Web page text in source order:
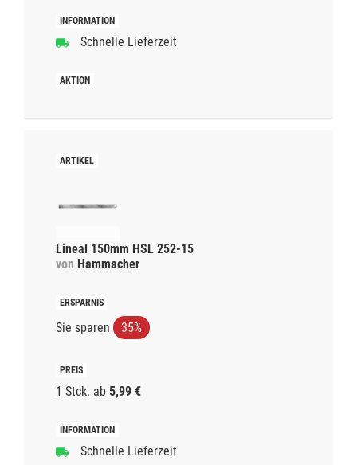
Schnelle Lieferzeit
Lineal 150mm HSL 252-15
von Hammacher
Sie sparen 35%
1 Stck. ab 5,99 €
Schnelle Lieferzeit